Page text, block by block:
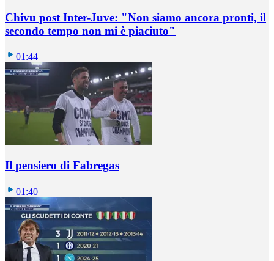
Chivu post Inter-Juve: "Non siamo ancora pronti, il
secondo tempo non mi è piaciuto"
01:44
Il pensiero di Fabregas
01:40